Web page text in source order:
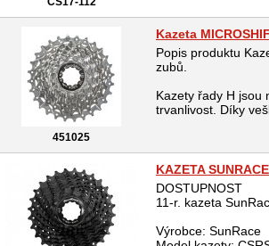
451025
Kazeta
Popis produktu
zubů.
Kazety řady H jsou
trvanlivost. Díky
KAZETA
DOSTUPNOST
11-r. kazeta
Výrobce: SunRace